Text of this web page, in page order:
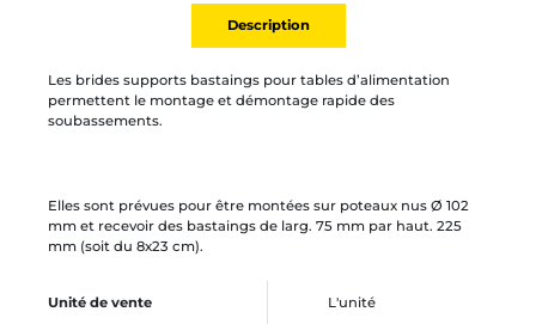
Description
Les brides supports bastaings pour tables d’alimentation
permettent le montage et démontage rapide des
soubassements.
Elles sont prévues pour être montées sur poteaux nus Ø 102
mm et recevoir des bastaings de larg. 75 mm par haut. 225
mm (soit du 8x23 cm).
Unité de vente L'unité